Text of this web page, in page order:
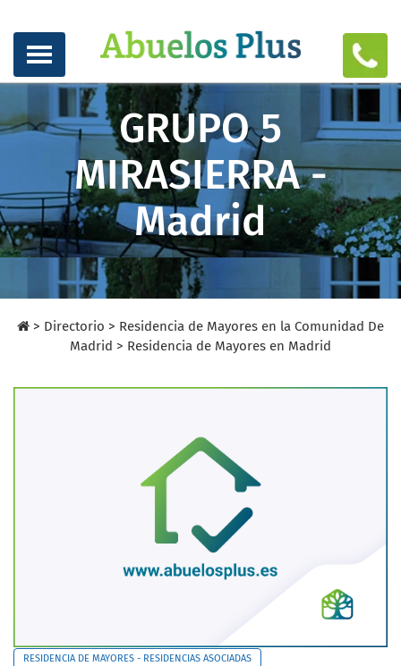
GRUPO 5
MIRASIERRA -
Madrid
> Directorio > Residencia de Mayores en la Comunidad De
Madrid > Residencia de Mayores en Madrid
RESIDENCIA DE MAYORES - RESIDENCIAS ASOCIADAS